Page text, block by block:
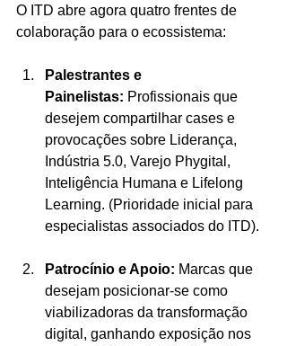
O ITD abre agora quatro frentes de
colaboração para o ecossistema:
Palestrantes e
Painelistas: Profissionais que
desejem compartilhar cases e
provocações sobre Liderança,
Indústria 5.0, Varejo Phygital,
Inteligência Humana e Lifelong
Learning. (Prioridade inicial para
especialistas associados do ITD).
Patrocínio e Apoio: Marcas que
desejam posicionar-se como
viabilizadoras da transformação
digital, ganhando exposição nos